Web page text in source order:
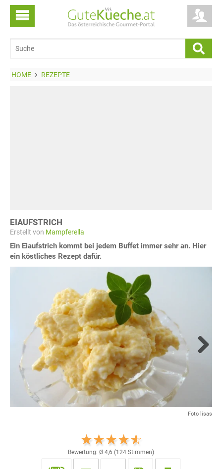
HOME REZEPTE
EIAUFSTRICH
Erstellt von Mampferella
Ein Eiaufstrich kommt bei jedem Buffet immer sehr an. Hier
ein köstliches Rezept dafür.
Foto lisas
Bewertung: Ø 4,6 (124 Stimmen)